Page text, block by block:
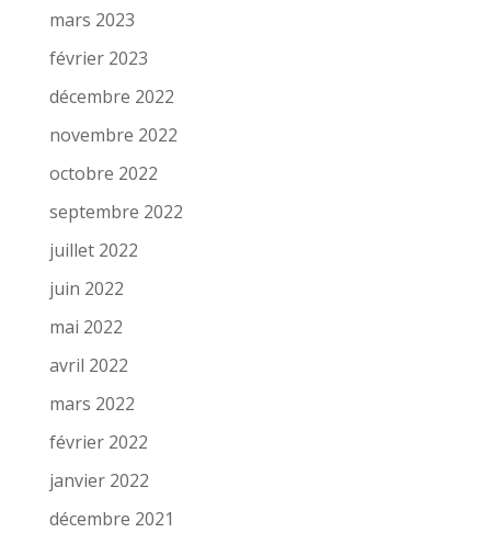
mars 2023
février 2023
décembre 2022
novembre 2022
octobre 2022
septembre 2022
juillet 2022
juin 2022
mai 2022
avril 2022
mars 2022
février 2022
janvier 2022
décembre 2021